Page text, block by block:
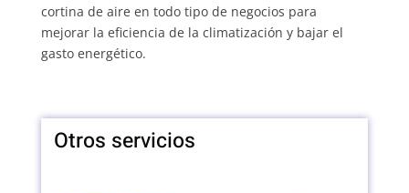
cortina de aire en todo tipo de negocios para
mejorar la eficiencia de la climatización y bajar el
gasto energético.
Otros servicios